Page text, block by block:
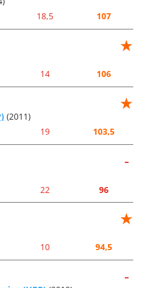
18,5 107
★
14 106
★
(2011)
19 103,5
-
22 96
★
10 94,5
-